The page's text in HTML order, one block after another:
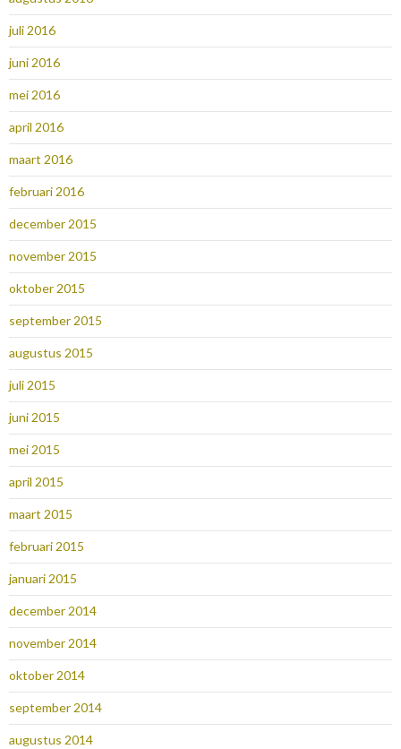
juli 2016
juni 2016
mei 2016
april 2016
maart 2016
februari 2016
december 2015
november 2015
oktober 2015
september 2015
augustus 2015
juli 2015
juni 2015
mei 2015
april 2015
maart 2015
februari 2015
januari 2015
december 2014
november 2014
oktober 2014
september 2014
augustus 2014